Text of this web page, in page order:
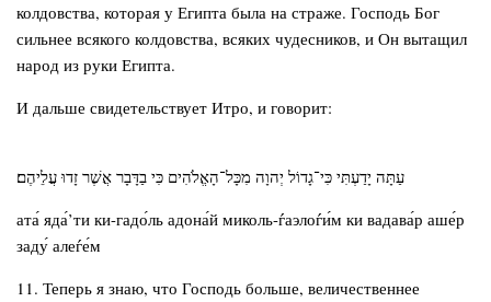
колдовства, которая у Египта была на страже. Господь Бог
сильнее всякого колдовства, всяких чудесников, и Он вытащил
народ из руки Египта.
И дальше свидетельствует Итро, и говорит:
עַתָּה יָדַעְתִּי כִּי־גָדוֹל יְהוָה מִכָּל־הָאֱלֹהִים כִּי בַדָּבָר אֲשֶׁר זָדוּ עֲלֵיהֶם׃
ата́ яда́’ти ки-гадо́ль адона́й миколь-ѓаэлоѓи́м ки вадава́р аше́р
заду́ алеѓе́м
11. Теперь я знаю, что Господь больше, величественнее